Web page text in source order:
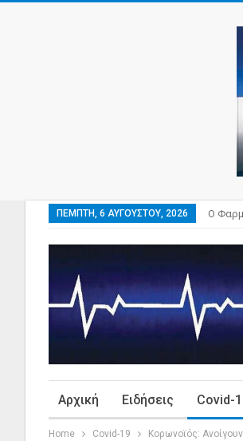
ΠΈΜΠΤΗ, 6 ΑΥΓΟΎΣΤΟΥ, 2026 Ο
Αρχική Ειδήσεις Covid-
Home Covid-19 Κορωνοϊός: